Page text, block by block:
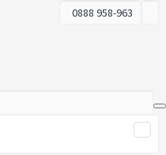
0888 958-963